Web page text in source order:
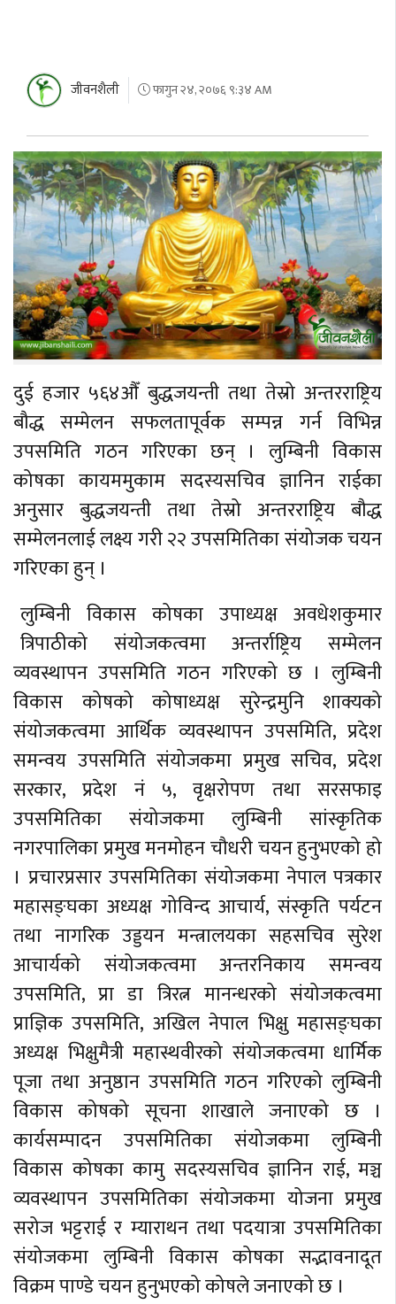
जीवनशैली फागुन २४, २०७६ ९:३४ AM
दुई हजार ५६४औँ बुद्धजयन्ती तथा तेस्रो अन्तरराष्ट्रिय
बौद्ध सम्मेलन सफलतापूर्वक सम्पन्न गर्न विभिन्न
उपसमिति गठन गरिएका छन् । लुम्बिनी विकास
कोषका कायममुकाम सदस्यसचिव ज्ञानिन राईका
अनुसार बुद्धजयन्ती तथा तेस्रो अन्तरराष्ट्रिय बौद्ध
सम्मेलनलाई लक्ष्य गरी २२ उपसमितिका संयोजक चयन
गरिएका हुन् ।
लुम्बिनी विकास कोषका उपाध्यक्ष अवधेशकुमार
त्रिपाठीको संयोजकत्वमा अन्तर्राष्ट्रिय सम्मेलन
व्यवस्थापन उपसमिति गठन गरिएको छ । लुम्बिनी
विकास कोषको कोषाध्यक्ष सुरेन्द्रमुनि शाक्यको
संयोजकत्वमा आर्थिक व्यवस्थापन उपसमिति, प्रदेश
समन्वय उपसमिति संयोजकमा प्रमुख सचिव, प्रदेश
सरकार, प्रदेश नं ५, वृक्षरोपण तथा सरसफाइ
उपसमितिका संयोजकमा लुम्बिनी सांस्कृतिक
नगरपालिका प्रमुख मनमोहन चौधरी चयन हुनुभएको हो
। प्रचारप्रसार उपसमितिका संयोजकमा नेपाल पत्रकार
महासङ्घका अध्यक्ष गोविन्द आचार्य, संस्कृति पर्यटन
तथा नागरिक उड्डयन मन्त्रालयका सहसचिव सुरेश
आचार्यको संयोजकत्वमा अन्तरनिकाय समन्वय
उपसमिति, प्रा डा त्रिरत्न मानन्धरको संयोजकत्वमा
प्राज्ञिक उपसमिति, अखिल नेपाल भिक्षु महासङ्घका
अध्यक्ष भिक्षुमैत्री महास्थवीरको संयोजकत्वमा धार्मिक
पूजा तथा अनुष्ठान उपसमिति गठन गरिएको लुम्बिनी
विकास कोषको सूचना शाखाले जनाएको छ ।
कार्यसम्पादन उपसमितिका संयोजकमा लुम्बिनी
विकास कोषका कामु सदस्यसचिव ज्ञानिन राई, मञ्च
व्यवस्थापन उपसमितिका संयोजकमा योजना प्रमुख
सरोज भट्टराई र म्याराथन तथा पदयात्रा उपसमितिका
संयोजकमा लुम्बिनी विकास कोषका सद्भावनादूत
विक्रम पाण्डे चयन हुनुभएको कोषले जनाएको छ ।